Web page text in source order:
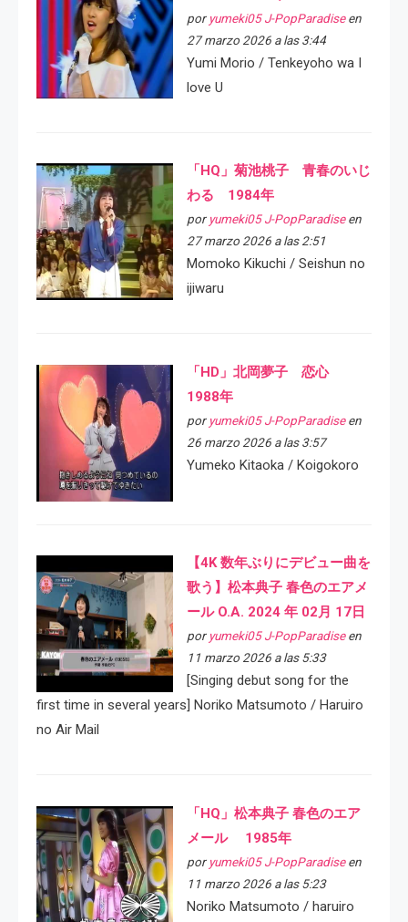
por yumeki05 J-PopParadiseen
27 marzo 2026 a las 3:44
Yumi Morio / Tenkeyoho wa I
love U
「HQ」菊池桃子 青春のいじ
わる 1984年
por yumeki05 J-PopParadiseen
27 marzo 2026 a las 2:51
Momoko Kikuchi / Seishun no
ijiwaru
「HD」北岡夢子 恋心
1988年
por yumeki05 J-PopParadiseen
26 marzo 2026 a las 3:57
Yumeko Kitaoka / Koigokoro
【4K 数年ぶりにデビュー曲を
歌う】松本典子 春色のエアメ
ール O.A. 2024 年 02月 17日
por yumeki05 J-PopParadiseen
11 marzo 2026 a las 5:33
[Singing debut song for the
first time in several years] Noriko Matsumoto / Haruiro
no Air Mail
「HQ」松本典子 春色のエア
メール 1985年
por yumeki05 J-PopParadiseen
11 marzo 2026 a las 5:23
Noriko Matsumoto / haruiro